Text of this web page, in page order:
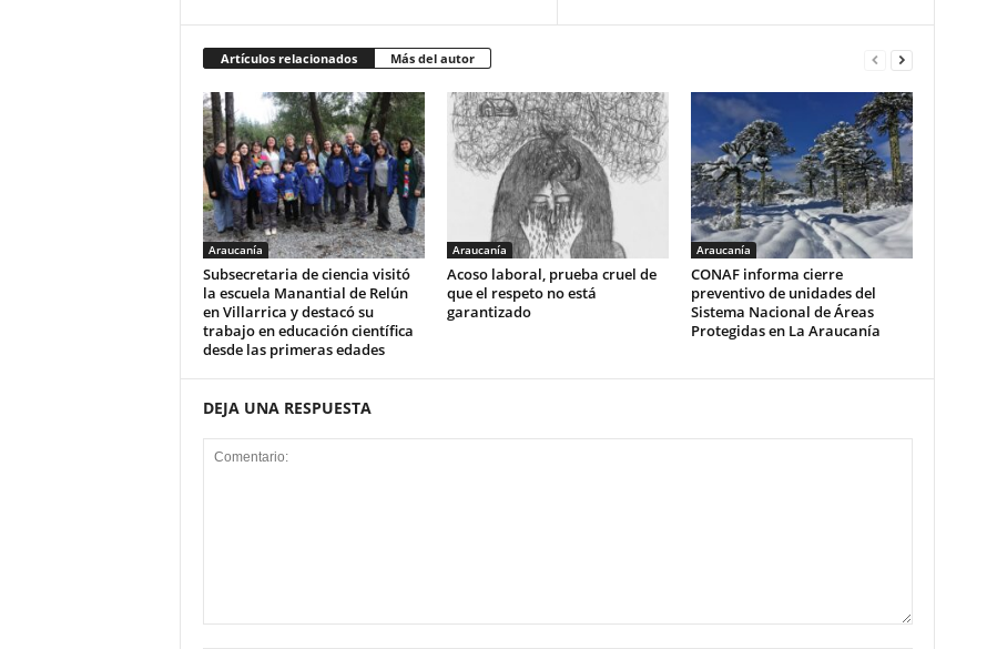
Artículos relacionados Más del autor
Araucanía
Subsecretaria de ciencia visitó
la escuela Manantial de Relún
en Villarrica y destacó su
trabajo en educación científica
desde las primeras edades
Araucanía
Acoso laboral, prueba cruel de
que el respeto no está
garantizado
Araucanía
CONAF informa cierre
preventivo de unidades del
Sistema Nacional de Áreas
Protegidas en La Araucanía
DEJA UNA RESPUESTA